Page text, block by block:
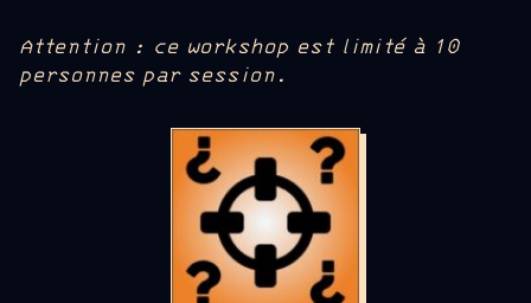
Attention : ce workshop est limité à 10
personnes par session.